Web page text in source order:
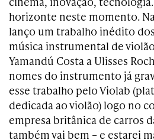
horizonte neste momento.
lanço um trabalho inédito
música instrumental de
Yamandú Costa a Ulisses
nomes do instrumento já
esse trabalho pelo Violab
dedicada ao violão) logo no
empresa britânica de carros
também vai bem – e estarei